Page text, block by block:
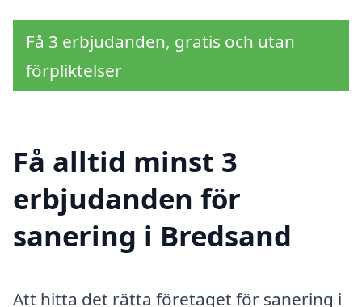
Få 3 erbjudanden, gratis och utan
förpliktelser
Få alltid minst 3
erbjudanden för
sanering i Bredsand
Att hitta det rätta företaget för sanering i